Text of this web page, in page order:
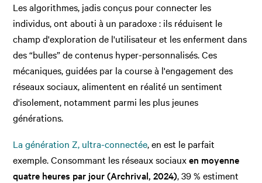
Les algorithmes, jadis conçus pour connecter les
individus, ont abouti à un paradoxe : ils réduisent le
champ d'exploration de l'utilisateur et les enferment dans
des “bulles” de contenus hyper-personnalisés. Ces
mécaniques, guidées par la course à l'engagement des
réseaux sociaux, alimentent en réalité un sentiment
d'isolement, notamment parmi les plus jeunes
générations.
La génération Z, ultra-connectée, en est le parfait
exemple. Consommant les réseaux sociauxen moyenne
quatre heures par jour (Archrival, 2024), 39 % estiment